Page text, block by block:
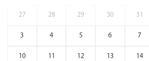
27 28 29 30 31
3 4 5 6 7
10 11 12 13 14